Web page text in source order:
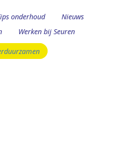
onderhoud
Nieuws
Werken bij Seuren